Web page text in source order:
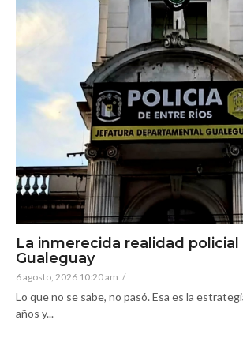
La inmerecida realidad policial
Gualeguay
6 agosto, 2026 10:20 am /
Lo que no se sabe, no pasó. Esa es la
años y...